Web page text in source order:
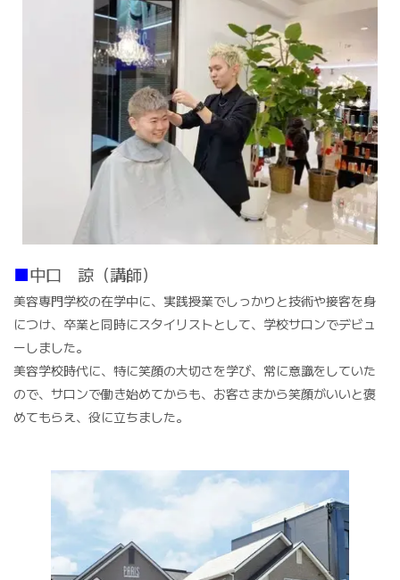
■中口 諒（講師）
美容専門学校の在学中に、実践授業でしっかりと技術や接客を身
につけ、卒業と同時にスタイリストとして、学校サロンでデビュ
ーしました。
美容学校時代に、特に笑顔の大切さを学び、常に意識をしていた
ので、サロンで働き始めてからも、お客さまから笑顔がいいと褒
めてもらえ、役に立ちました。